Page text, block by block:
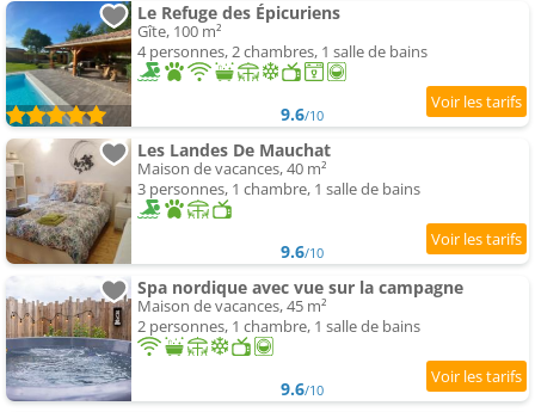
Le Refuge des Épicuriens
Gîte, 100 m²
4 personnes, 2 chambres, 1 salle de bains
9.6/10
Les Landes De Mauchat
Maison de vacances, 40 m²
3 personnes, 1 chambre, 1 salle de bains
9.6/10
Spa nordique avec vue sur la campagne
Maison de vacances, 45 m²
2 personnes, 1 chambre, 1 salle de bains
9.6/10